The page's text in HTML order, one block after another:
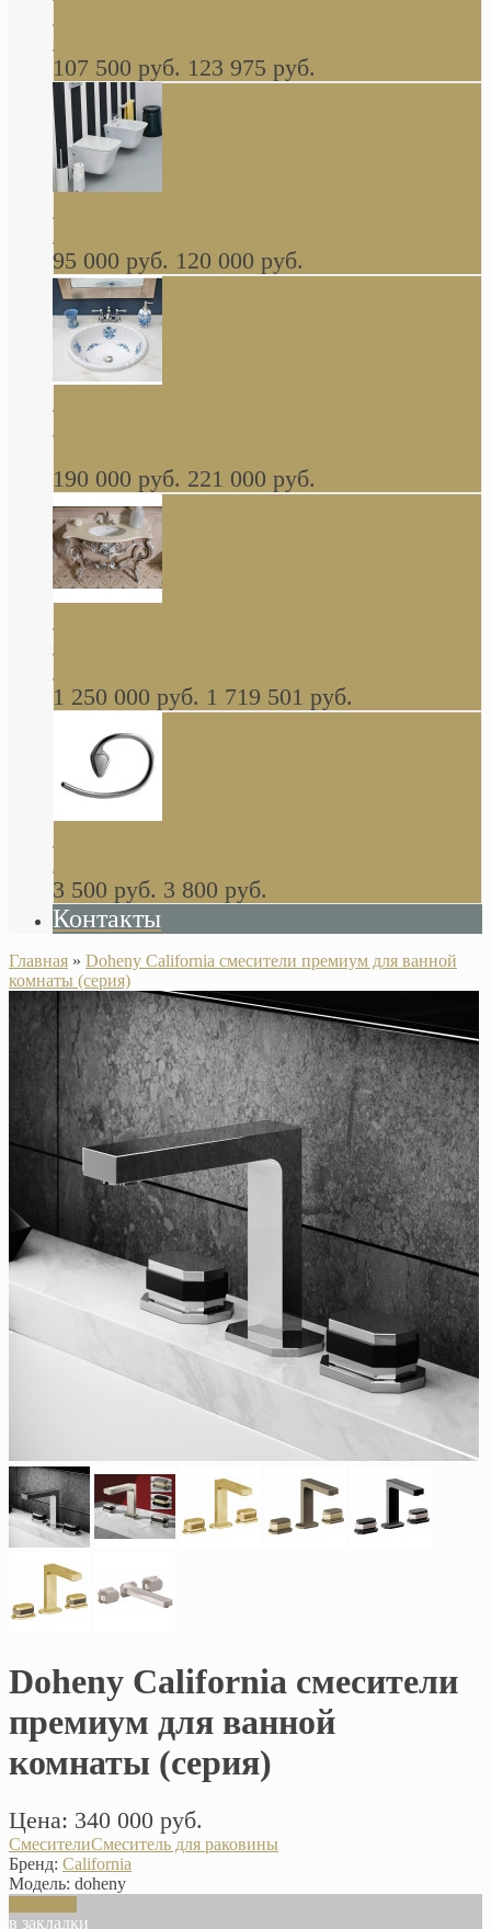
керамическая мойка 1160 x 510 мм белая,
серая, черная, бежевая В НАЛИЧИИ
107 500 руб. 123 975 руб.
навесное КОМПЛЕКТ
95 000 руб. 120 000 руб.
Decorated Bathroom раковина овальная
встраиваемая для ванной с рисунком синяя
роза В НАЛИЧИИ
190 000 руб. 221 000 руб.
стиле барокко, из массива дерева, светло
коричневый матовый окрас + серебро
1 250 000 руб. 1 719 501 руб.
Khala Colombo аксессуары (серия) В
НАЛИЧИИ
3 500 руб. 3 800 руб.
Контакты
Главная » Doheny California смесители премиум для ванной
комнаты (серия)
Doheny California смесители
премиум для ванной
комнаты (серия)
Цена: 340 000 руб.
СмесителиСмеситель для раковины
Бренд: California
Модель: doheny
в закладки